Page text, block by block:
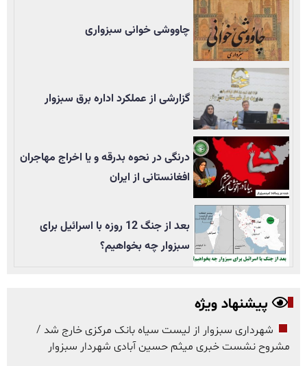
چاووشی خوانی سبزواری
گزارشی از عملکرد اداره برق سبزوار
درنگی در نحوه بدرقه و یا اخراج مهاجران
افغانستانی از ایران
بعد از جنگ 12 روزه با اسرائیل برای
سبزوار چه بخواهیم؟
پیشنهاد ویژه
شهرداری سبزوار از لیست سیاه بانک مرکزی خارج شد /
مشروح نشست خبری میثم حسین آبادی شهردار سبزوار